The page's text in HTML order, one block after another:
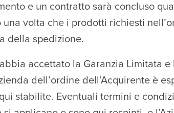
e un contratto sarà concluso
una volta che i prodotti richiesti
della spedizione.
accettato la Garanzia Limitata
dell’ordine dell’Acquirente è
stabilite. Eventuali termini e